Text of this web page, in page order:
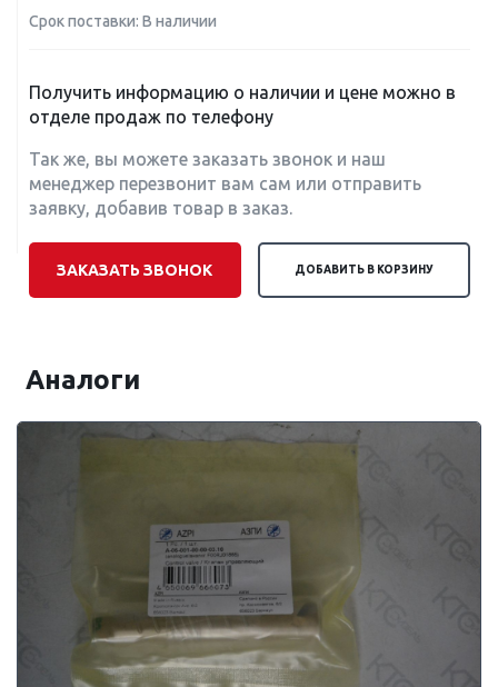
Срок поставки: В наличии
Получить информацию о наличии и цене можно в
отделе продаж по телефону
Так же, вы можете заказать звонок и наш
менеджер перезвонит вам сам или отправить
заявку, добавив товар в заказ.
ЗАКАЗАТЬ ЗВОНОК ДОБАВИТЬ В КОРЗИНУ
Аналоги